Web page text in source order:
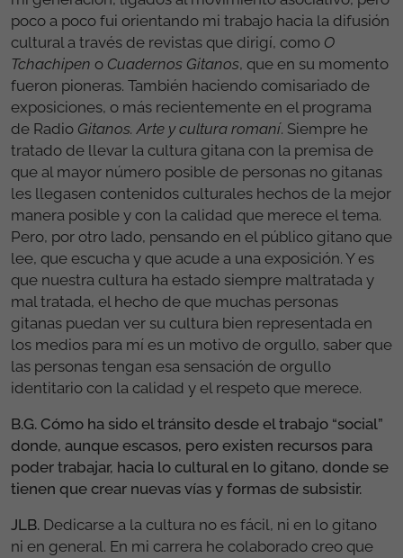
poco a poco fui orientando mi trabajo hacia la difusión
cultural a través de revistas que dirigí, como O
Tchachipen o Cuadernos Gitanos, que en su momento
fueron pioneras. También haciendo comisariado de
exposiciones, o más recientemente en el programa
de Radio Gitanos. Arte y cultura romaní. Siempre he
tratado de llevar la cultura gitana con la premisa de
que al mayor número posible de personas no gitanas
les llegasen contenidos culturales hechos de la mejor
manera posible y con la calidad que merece el tema.
Pero, por otro lado, pensando en el público gitano que
lee, que escucha y que acude a una exposición. Y es
que nuestra cultura ha estado siempre maltratada y
mal tratada, el hecho de que muchas personas
gitanas puedan ver su cultura bien representada en
los medios para mí es un motivo de orgullo, saber que
las personas tengan esa sensación de orgullo
identitario con la calidad y el respeto que merece.
B.G. Cómo ha sido el tránsito desde el trabajo “social”
donde, aunque escasos, pero existen recursos para
poder trabajar, hacia lo cultural en lo gitano, donde se
tienen que crear nuevas vías y formas de subsistir.
JLB. Dedicarse a la cultura no es fácil, ni en lo gitano
ni en general. En mi carrera he colaborado creo que